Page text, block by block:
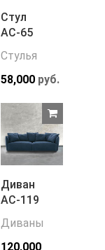
Стул
АС-65
Стулья
58,000руб.
Диван
АС-119
Диваны
120,000